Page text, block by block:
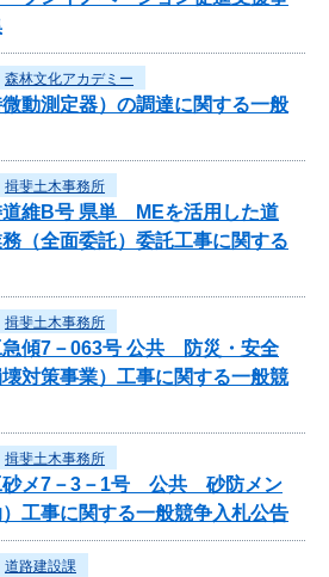
森林文化アカデミー
動測定器）の調達に関する一般
揖斐土木事務所
道維B号 県単 MEを活用した道
（全面委託）委託工事に関する
揖斐土木事務所
急傾7－063号 公共 防災・安全
対策事業）工事に関する一般競
揖斐土木事務所
砂メ7－3－1号 公共 砂防メン
工事に関する一般競争入札公告
道路建設課